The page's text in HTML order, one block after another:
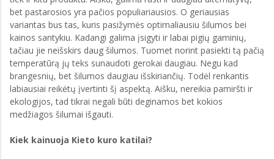
bet pastarosios yra pačios populiariausios. O geriausias
variantas bus tas, kuris pasižymės optimaliausiu šilumos bei
kainos santykiu. Kadangi galima įsigyti ir labai pigių gaminių,
tačiau jie neišskirs daug šilumos. Tuomet norint pasiekti tą pačią
temperatūrą jų teks sunaudoti gerokai daugiau. Negu kad
brangesnių, bet šilumos daugiau išskiriančių. Todėl renkantis
labiausiai reikėtų įvertinti šį aspektą. Aišku, nereikia pamiršti ir
ekologijos, tad tikrai negali būti deginamos bet kokios
medžiagos šilumai išgauti.
Kiek kainuoja Kieto kuro katilai?